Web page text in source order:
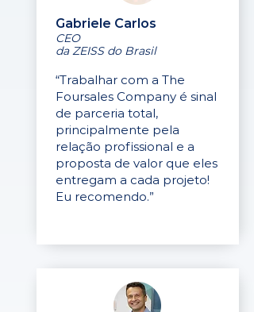
Gabriele Carlos
CEO
da ZEISS do Brasil
“Trabalhar com a The
Foursales Company é sinal
de parceria total,
principalmente pela
relação profissional e a
proposta de valor que eles
entregam a cada projeto!
Eu recomendo.”